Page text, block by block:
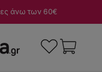
άνω των 60€